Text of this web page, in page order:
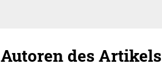
Autoren des Artikels